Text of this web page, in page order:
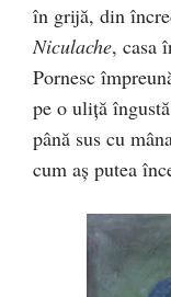
în grijă, din
Niculache, casa
Pornesc
pe o uliţă
până sus cu
cum aş putea